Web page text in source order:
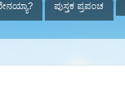
ಪುಸ್ತಕ ಪ್ರಪಂಚ